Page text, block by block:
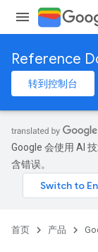
Reference
转到控制台
Google 会使用 AI
含错误。
首页 产品